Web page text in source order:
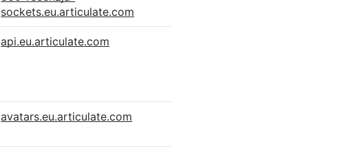
sockets.eu.articulate.com
api.eu.articulate.com
avatars.eu.articulate.com